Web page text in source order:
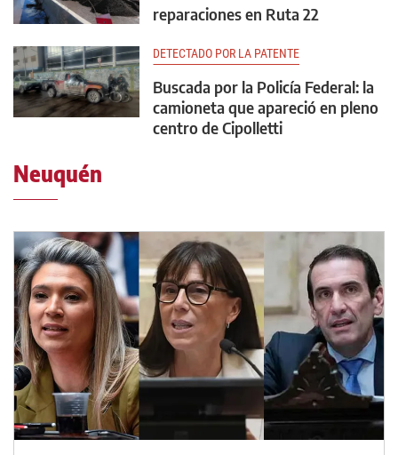
reparaciones en Ruta 22
DETECTADO POR LA PATENTE
Buscada por la Policía Federal: la
camioneta que apareció en pleno
centro de Cipolletti
Neuquén